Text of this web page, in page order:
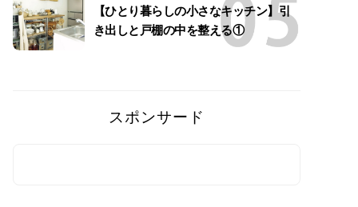
【ひとり暮らしの小さなキッチン】引
き出しと戸棚の中を整える①
スポンサード